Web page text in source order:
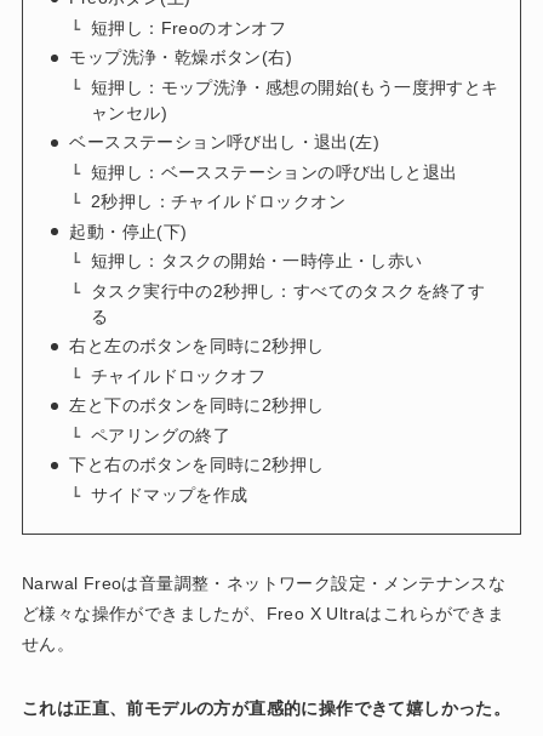
短押し：Freoのオンオフ
モップ洗浄・乾燥ボタン(右)
短押し：モップ洗浄・感想の開始(もう一度押すとキ
ャンセル)
ベースステーション呼び出し・退出(左)
短押し：ベースステーションの呼び出しと退出
2秒押し：チャイルドロックオン
起動・停止(下)
短押し：タスクの開始・一時停止・し赤い
タスク実行中の2秒押し：すべてのタスクを終了す
る
右と左のボタンを同時に2秒押し
チャイルドロックオフ
左と下のボタンを同時に2秒押し
ペアリングの終了
下と右のボタンを同時に2秒押し
サイドマップを作成
Narwal Freoは音量調整・ネットワーク設定・メンテナンスな
ど様々な操作ができましたが、Freo X Ultraはこれらができま
せん。
これは正直、前モデルの方が直感的に操作できて嬉しかった。